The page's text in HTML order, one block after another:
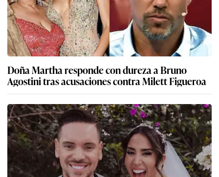
Doña Martha responde con dureza a Bruno
Agostini tras acusaciones contra Milett Figueroa